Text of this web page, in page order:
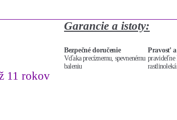
11 rokov
Garancie a istoty:
Bezpečné doručenie
Vďaka precíznemu, spevnenému
baleniu
Pravosť
pravideľne